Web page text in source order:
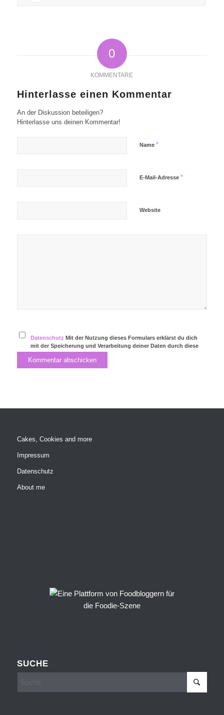
0
KOMMENTARE
Hinterlasse einen Kommentar
An der Diskussion beteiligen?
Hinterlasse uns deinen Kommentar!
Name *
E-Mail-Adresse *
Website
Datenschutz Mit der Nutzung dieses Formulars erklärst du dich
mit der Speicherung und Verarbeitung deiner Daten durch diese
Website einverstanden.
Cakes, Cookies and more
Impressum
Datenschutz
About me
SUCHE